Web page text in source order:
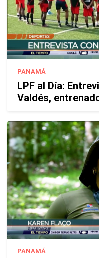
PANAMÁ
LPF al Día:
Valdés,
PANAMÁ